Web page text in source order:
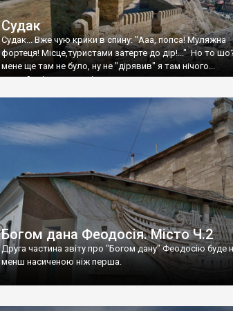
Судак
Судак... Вже чую крики в спину: "Ааа, попса! Муляжна
фортеця! Місце,туристами затерте до дір!..." Но то
мене ще там не було, ну не "дірявив" я там нічого...
принаймні до цього літа.
Богом дана Феодосія. Місто Ч.2
Друга частина звіту про "Богом дану" Феодосію буде
менш насиченою ніж перша.